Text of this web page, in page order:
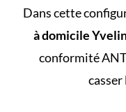
Dans cette
à domicile
conformité